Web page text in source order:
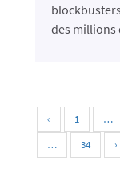
des millions
‹ 1 …
…
34 ›